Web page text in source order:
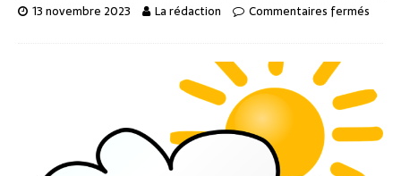
13 novembre 2023 La rédaction Commentaires fermés